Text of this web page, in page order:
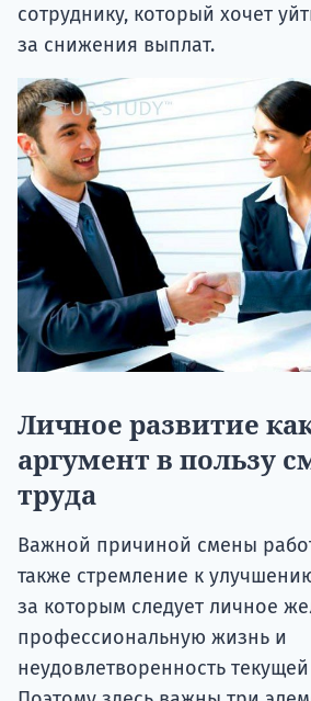
сотруднику, который хочет
за снижения выплат.
Личное развитие
аргумент в пользу
труда
Важной причиной смены
также стремление к
за которым следует личное
профессиональную жизнь и
неудовлетворенность